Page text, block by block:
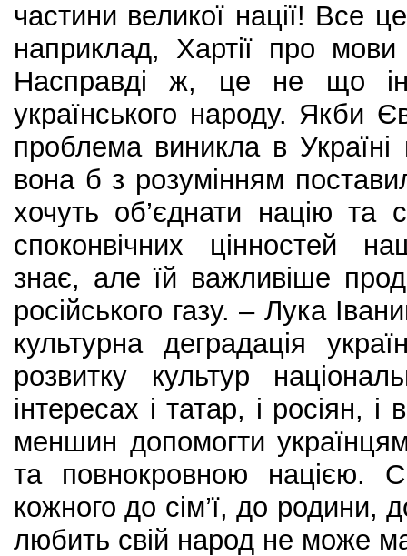
частини великої нації! Все
наприклад, Хартії про мови
Насправді ж, це не що
українського народу. Якби
проблема виникла в Україні
вона б з розумінням
хочуть об’єднати націю та
споконвічних цінностей
знає, але їй важливіше
російського газу. – Лука
культурна деградація
розвитку культур
інтересах і татар, і росіян, і
меншин допомогти
та повнокровною нацією.
кожного до сім’ї, до родини,
любить свій народ не може